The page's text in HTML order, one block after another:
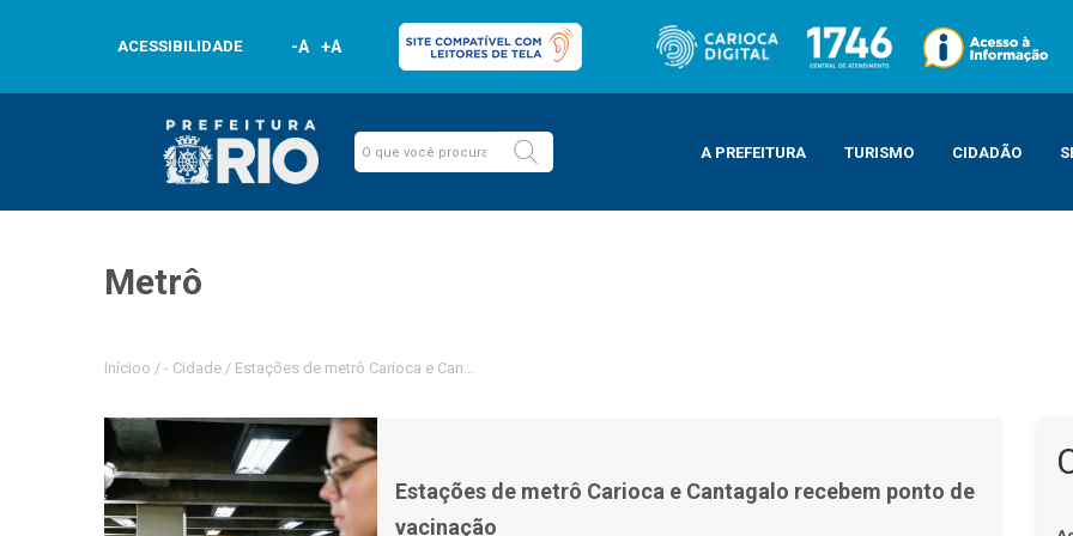
ACESSIBILIDADE -A +A
A PREFEITURA TURISMO CIDADÃO
Metrô
Inícioo / - Cidade / Estações de metrô Carioca e Cantagalo recebem ponto de vacinação
Estações de metrô Carioca e Cantagalo recebem ponto de
vacinação